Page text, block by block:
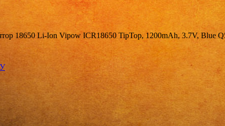
18650 Li-Ion Vipow ICR18650 TipTop, 1200mAh, 3.7V, Blue